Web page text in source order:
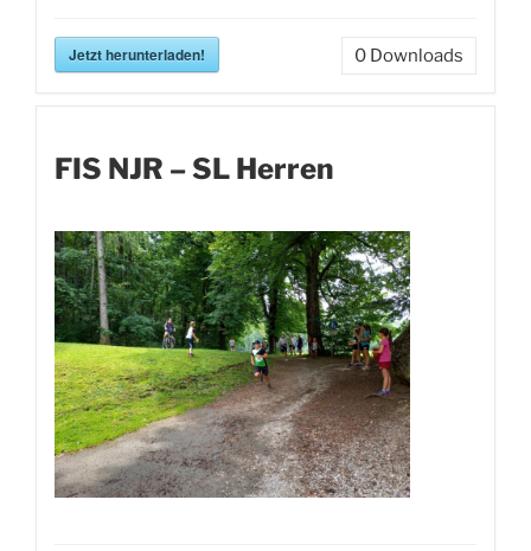
Jetzt herunterladen! 0 Downloads
FIS NJR – SL Herren